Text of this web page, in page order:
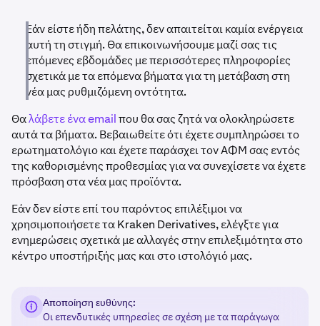
Εάν είστε ήδη πελάτης, δεν απαιτείται καμία ενέργεια
αυτή τη στιγμή. Θα επικοινωνήσουμε μαζί σας τις
επόμενες εβδομάδες με περισσότερες πληροφορίες
σχετικά με τα επόμενα βήματα για τη μετάβαση στη
νέα μας ρυθμιζόμενη οντότητα.
Θαλάβετε ένα emailπου θα σας ζητά να ολοκληρώσετε
αυτά τα βήματα. Βεβαιωθείτε ότι έχετε συμπληρώσει το
ερωτηματολόγιο και έχετε παράσχει τον ΑΦΜ σας εντός
της καθορισμένης προθεσμίας για να συνεχίσετε να έχετε
πρόσβαση στα νέα μας προϊόντα.
Εάν δεν είστε επί του παρόντος επιλέξιμοι να
χρησιμοποιήσετε τα Kraken Derivatives, ελέγξτε για
ενημερώσεις σχετικά με αλλαγές στην επιλεξιμότητα στο
κέντρο υποστήριξής μας και στο ιστολόγιό μας.
Αποποίηση ευθύνης:
Οι επενδυτικές υπηρεσίες σε σχέση με τα παράγωγα